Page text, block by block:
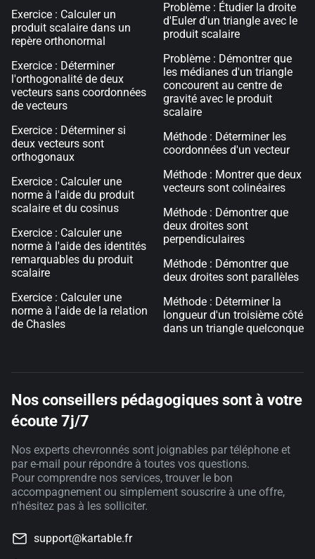
Exercice : Calculer un
produit scalaire dans un
repère orthonormal
Exercice : Déterminer
l'orthogonalité de deux
vecteurs sans coordonnées
de vecteurs
Exercice : Déterminer si
deux vecteurs sont
orthogonaux
Exercice : Calculer une
norme à l'aide du produit
scalaire et du cosinus
Exercice : Calculer une
norme à l'aide des identités
remarquables du produit
scalaire
Exercice : Calculer une
norme à l'aide de la relation
de Chasles
Problème : Étudier la droite
d'Euler d'un triangle avec le
produit scalaire
Problème : Démontrer que
les médianes d'un triangle
concourent au centre de
gravité avec le produit
scalaire
Méthode : Déterminer les
coordonnées d'un vecteur
Méthode : Montrer que deux
vecteurs sont colinéaires
Méthode : Démontrer que
deux droites sont
perpendiculaires
Méthode : Démontrer que
deux droites sont parallèles
Méthode : Déterminer la
longueur d'un troisième côté
dans un triangle quelconque
Nos conseillers pédagogiques sont à votre
écoute 7j/7
Nos experts chevronnés sont joignables par téléphone et
par e-mail pour répondre à toutes vos questions.
Pour comprendre nos services, trouver le bon
accompagnement ou simplement souscrire à une offre,
n'hésitez pas à les solliciter.
support@kartable.fr